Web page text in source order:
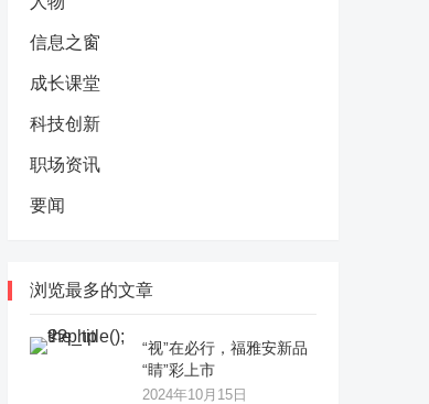
信息之窗
成长课堂
科技创新
职场资讯
要闻
浏览最多的文章
“视”在必行，福雅安新品
“睛”彩上市
2024年10月15日